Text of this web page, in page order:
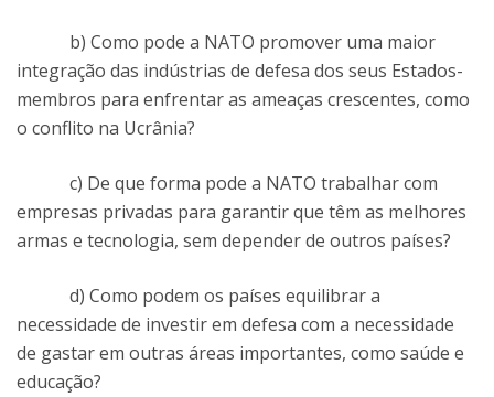
b) Como pode a NATO promover uma maior
integração das indústrias de defesa dos seus Estados-
membros para enfrentar as ameaças crescentes, como
o conflito na Ucrânia?
c) De que forma pode a NATO trabalhar com
empresas privadas para garantir que têm as melhores
armas e tecnologia, sem depender de outros países?
d) Como podem os países equilibrar a
necessidade de investir em defesa com a necessidade
de gastar em outras áreas importantes, como saúde e
educação?